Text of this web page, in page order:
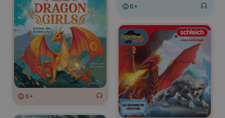
6+
6+